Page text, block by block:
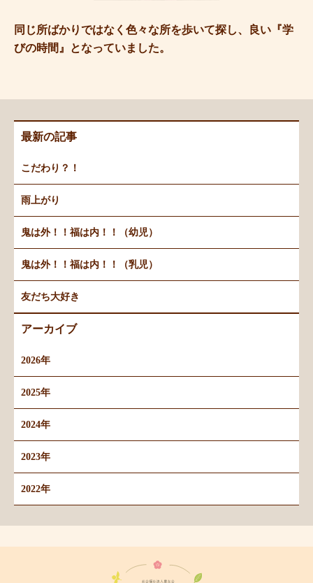
同じ所ばかりではなく色々な所を歩いて探し、良い『学
びの時間』となっていました。
最新の記事
こだわり？！
雨上がり
鬼は外！！福は内！！（幼児）
鬼は外！！福は内！！（乳児）
友だち大好き
アーカイブ
2026年
2025年
2024年
2023年
2022年